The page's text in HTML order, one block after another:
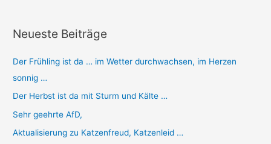
a
h
:
Neueste Beiträge
Der Frühling ist da … im Wetter durchwachsen, im Herzen
sonnig …
Der Herbst ist da mit Sturm und Kälte …
Sehr geehrte AfD,
Aktualisierung zu Katzenfreud, Katzenleid …